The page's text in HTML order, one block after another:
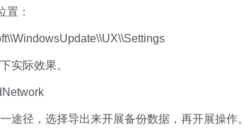
：
实际效果。
径，选择导出来开展备份数据，再开展操作。